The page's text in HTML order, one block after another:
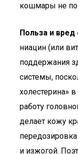
кошмары не
Польза и вред
ниацин (или
поддержания
системы,
холестерина»
работу
делает кожу
и изжогой.